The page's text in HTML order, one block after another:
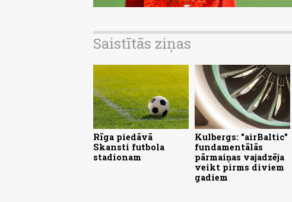
Saistītās ziņas
Rīga piedāvā
Skansti futbola
stadionam
Kulbergs: "airBaltic"
fundamentālās
pārmaiņas vajadzēja
veikt pirms diviem
gadiem